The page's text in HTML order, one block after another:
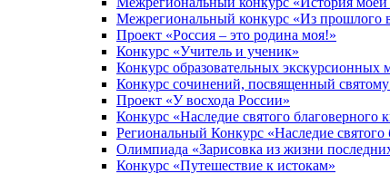
Межрегиональный конкурс «Из прошлого
Проект «Россия – это родина моя!»
Конкурс «Учитель и ученик»
Конкурс образовательных
Конкурс сочинений, посвященный
Проект «У восхода России»
Конкурс «Наследие святого благоверного
Региональный Конкурс «Наследие святого
Олимпиада «Зарисовка из жизни
Конкурс «Путешествие к истокам»